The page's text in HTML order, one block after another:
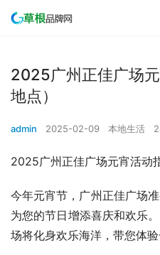
2025广州正佳广场
地点）
admin 2025-02-09 本地生活
2025广州正佳广场元宵活动
今年元宵节，广州正佳广场
为您的节日增添喜庆和欢乐
场将化身欢乐海洋，带您体